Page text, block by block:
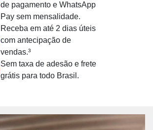
de pagamento e WhatsApp
Pay sem mensalidade.
Receba em até 2 dias úteis
com antecipação de
vendas.³
Sem taxa de adesão e frete
grátis para todo Brasil.